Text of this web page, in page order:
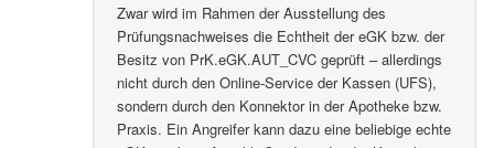
Zwar wird im Rahmen der Ausstellung des
Prüfungsnachweises die Echtheit der eGK bzw. der
Besitz von PrK.eGK.AUT_CVC geprüft – allerdings
nicht durch den Online-Service der Kassen (UFS),
sondern durch den Konnektor in der Apotheke bzw.
Praxis. Ein Angreifer kann dazu eine beliebige echte